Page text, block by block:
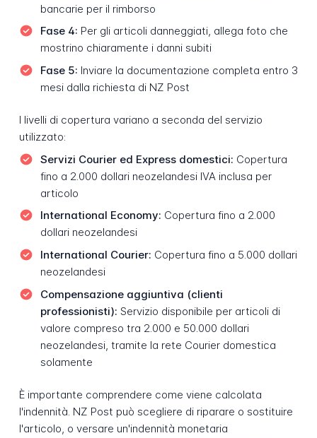
bancarie per il rimborso
Fase 4: Per gli articoli danneggiati, allega foto che
mostrino chiaramente i danni subiti
Fase 5: Inviare la documentazione completa entro 3
mesi dalla richiesta di NZ Post
I livelli di copertura variano a seconda del servizio
utilizzato:
Servizi Courier ed Express domestici: Copertura
fino a 2.000 dollari neozelandesi IVA inclusa per
articolo
International Economy: Copertura fino a 2.000
dollari neozelandesi
International Courier: Copertura fino a 5.000 dollari
neozelandesi
Compensazione aggiuntiva (clienti
professionisti): Servizio disponibile per articoli di
valore compreso tra 2.000 e 50.000 dollari
neozelandesi, tramite la rete Courier domestica
solamente
È importante comprendere come viene calcolata
l'indennità. NZ Post può scegliere di riparare o sostituire
l'articolo, o versare un'indennità monetaria